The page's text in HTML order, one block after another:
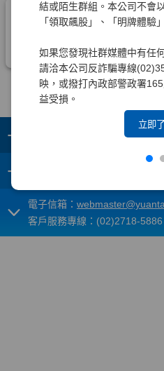
結或陌生群組。本公司不會
「領取飆股」、「明牌體驗
如果您發現社群媒體中有任
請洽本公司反詐騙專線
映，或撥打內政部警政署
益受損。
立即
+
+
電子信箱：
客戶服務專線：(02)2718-5886